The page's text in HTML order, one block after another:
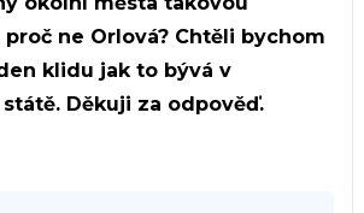
ne Orlová? Chtěli bychom
klidu jak to bývá v
Děkuji za odpověď.